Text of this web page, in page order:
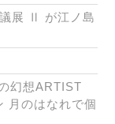
展 Ⅱ が江ノ島
幻想ARTIST
月のはなれで個